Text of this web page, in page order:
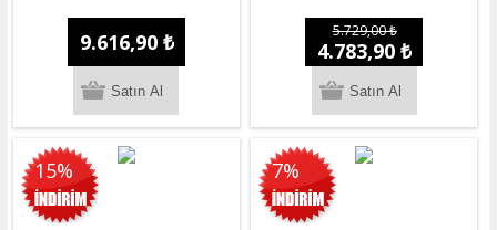
9.616,90 ₺ 5.729,00 ₺
4.783,90 ₺
15% 7%